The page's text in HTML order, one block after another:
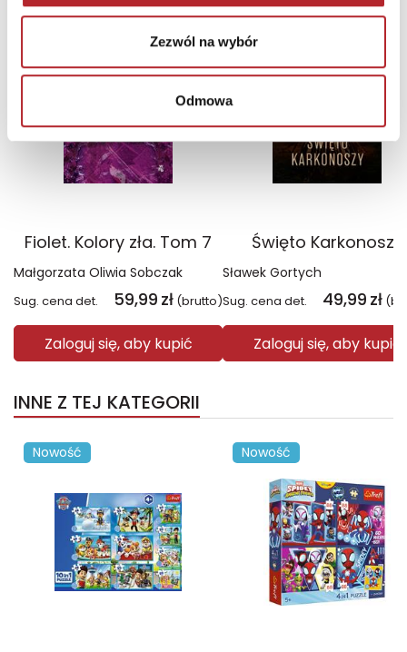
Zezwól na wybór
Odmowa
TOP 100
Fiolet. Kolory zła. Tom 7
Małgorzata Oliwia Sobczak
Sug. cena det. 59,99 zł (brutto)
Zaloguj się, aby kupić
TOP 100
Wyłączność
Święto Karkonoszy
Sławek Gortych
Sug. cena det. 49,99 zł
Zaloguj się, aby kupić
INNE Z TEJ KATEGORII
Nowość Nowość